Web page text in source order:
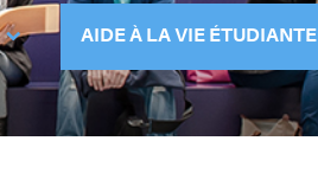
AIDE À LA VIE ÉTUDIANTE